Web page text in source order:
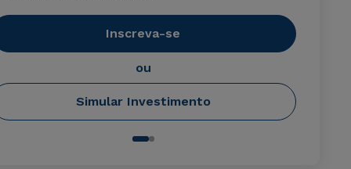
Inscreva-se
ou
Simular Investimento